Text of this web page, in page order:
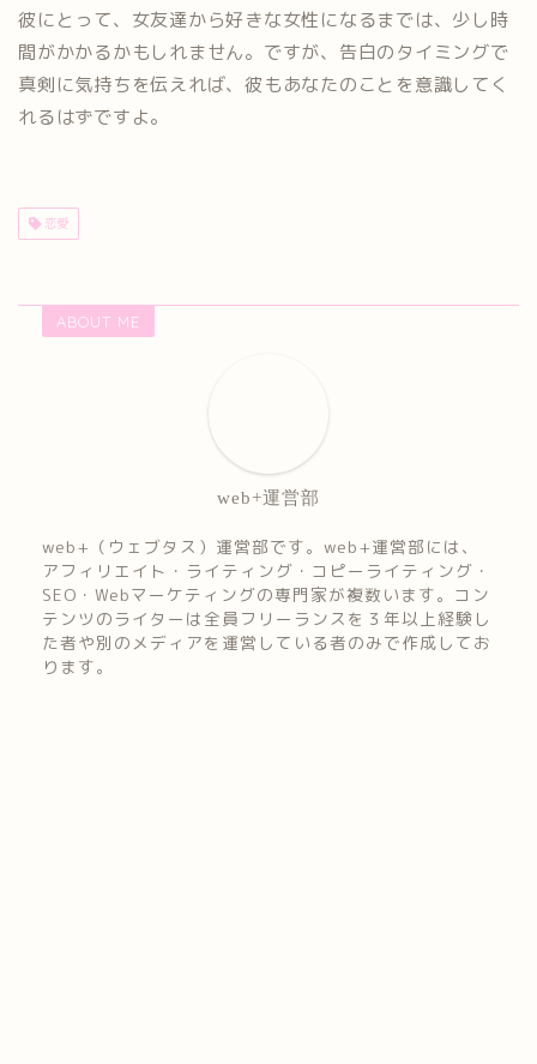
彼にとって、女友達から好きな女性になるまでは、少し時
間がかかるかもしれません。ですが、告白のタイミングで
真剣に気持ちを伝えれば、彼もあなたのことを意識してく
れるはずですよ。
恋愛
ABOUT ME
web+運営部
web+（ウェブタス）運営部です。web+運営部には、
アフィリエイト・ライティング・コピーライティング・
SEO・Webマーケティングの専門家が複数います。コン
テンツのライターは全員フリーランスを３年以上経験し
た者や別のメディアを運営している者のみで作成してお
ります。